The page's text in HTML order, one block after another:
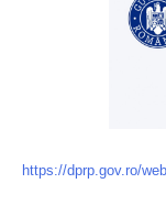
https://dprp.gov.ro/